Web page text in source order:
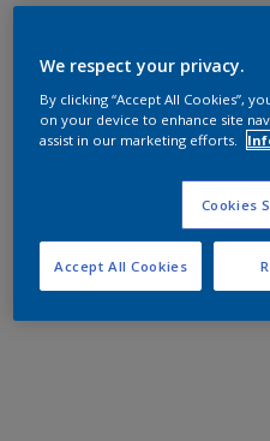
We respect your privacy.
By clicking “Accept All Cookies”,
on your device to enhance site
assist in our marketing efforts.
Cookies
Accept All Cookies